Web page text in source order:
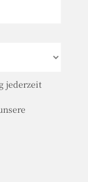
jederzeit